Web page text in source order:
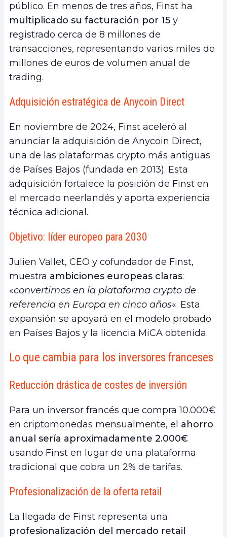
público. En menos de tres años, Finst ha
multiplicado su facturación por 15 y
registrado cerca de 8 millones de
transacciones, representando varios miles de
millones de euros de volumen anual de
trading.
Adquisición estratégica de Anycoin Direct
En noviembre de 2024, Finst aceleró al
anunciar la adquisición de Anycoin Direct,
una de las plataformas crypto más antiguas
de Países Bajos (fundada en 2013). Esta
adquisición fortalece la posición de Finst en
el mercado neerlandés y aporta experiencia
técnica adicional.
Objetivo: líder europeo para 2030
Julien Vallet, CEO y cofundador de Finst,
muestra ambiciones europeas claras:
«convertirnos en la plataforma crypto de
referencia en Europa en cinco años«. Esta
expansión se apoyará en el modelo probado
en Países Bajos y la licencia MiCA obtenida.
Lo que cambia para los inversores franceses
Reducción drástica de costes de inversión
Para un inversor francés que compra 10.000€
en criptomonedas mensualmente, el ahorro
anual sería aproximadamente 2.000€
usando Finst en lugar de una plataforma
tradicional que cobra un 2% de tarifas.
Profesionalización de la oferta retail
La llegada de Finst representa una
profesionalización del mercado retail